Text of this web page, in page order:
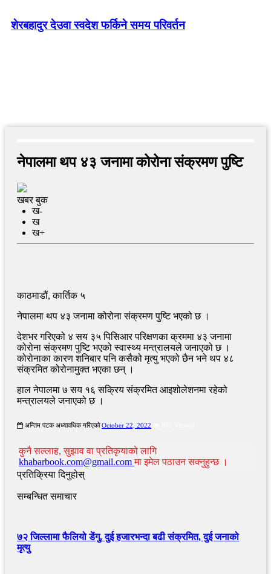
शेरबहादुर देउवा स्वदेश फर्किने समय परिवर्तन
नेपालमा थप ४३ जनामा कोरोना संक्रमण पुष्टि
खबर बुक
ख-
ख
ख+
काठमाडौं, कार्तिक ५
नेपालमा थप ४३ जनामा कोरोना संक्रमण पुष्टि भएको छ ।
देशभर गरिएको ४ सय ३५ पिसिआर परिक्षणका क्रममा ४३ जनामा
कोरोना संक्रमण पुष्टि भएको स्वास्थ्य मन्त्रालयले जनाएको छ ।
कोरोनाका कारण शनिबार पनि कसैको मृत्यु भएको छैन भने थप ४८
संक्रमित कोरोनामुक्त भएका छन् ।
हाल नेपालमा ७ सय १६ सक्रिय संक्रमित आइशोलेशनमा रहेको
मन्त्रालयले जनाएको छ ।
अन्तिम पटक अध्यावधिक गरिएको October 22, 2022
कुनै सल्लाह, सुझाव वा प्रतिकृयाको लागि
khabarbook.com@gmail.comमा इमेल पठाउन सक्नुहुन्छ ।
प्रतिक्रिया दिनुहोस्
सम्बन्धित समाचार
७२ जिल्लामा फैलियो डेंगु, दुई हजारभन्दा बढी संक्रमित, दुई जनाको
मृत्यु